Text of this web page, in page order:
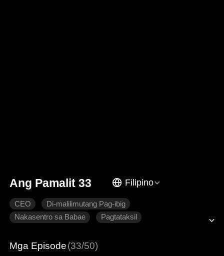
Ang Pamalit 33 Filipino
CEO
Di-malilimutang Pag-ibig
Nakasentro sa Babae
Pagtataksil
Mga Episode(33/50)